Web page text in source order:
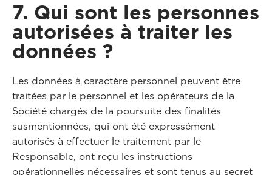
7. Qui sont les personnes
autorisées à traiter les
données ?
Les données à caractère personnel peuvent être
traitées par le personnel et les opérateurs de la
Société chargés de la poursuite des finalités
susmentionnées, qui ont été expressément
autorisés à effectuer le traitement par le
Responsable, ont reçu les instructions
opérationnelles nécessaires et sont tenus au secret